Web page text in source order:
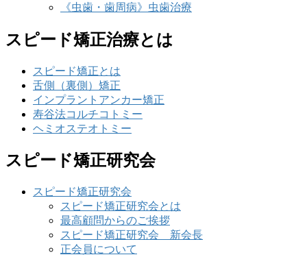
《虫歯・歯周病》虫歯治療
スピード矯正治療とは
スピード矯正とは
舌側（裏側）矯正
インプラントアンカー矯正
寿谷法コルチコトミー
ヘミオステオトミー
スピード矯正研究会
スピード矯正研究会
スピード矯正研究会とは
最高顧問からのご挨拶
スピード矯正研究会 新会長
正会員について